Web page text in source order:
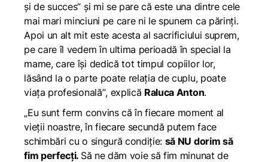
și de succes” și mi se pare că este una dintre cele
mai mari minciuni pe care ni le spunem ca părinți.
Apoi un alt mit este acesta al sacrificiului suprem,
pe care îl vedem în ultima perioadă în special la
mame, care își dedică tot timpul copiilor lor,
lăsând la o parte poate relația de cuplu, poate
viața profesională”, explică Raluca Anton.
„Eu sunt ferm convins că în fiecare moment al
vieții noastre, în fiecare secundă putem face
schimbări cu o singură condiție: să NU dorim să
fim perfecți. Să ne dăm voie să fim minunat de